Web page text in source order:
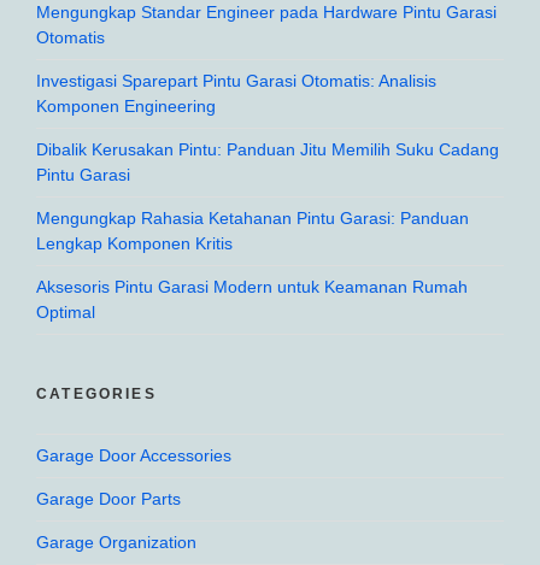
Mengungkap Standar Engineer pada Hardware Pintu Garasi
Otomatis
Investigasi Sparepart Pintu Garasi Otomatis: Analisis
Komponen Engineering
Dibalik Kerusakan Pintu: Panduan Jitu Memilih Suku Cadang
Pintu Garasi
Mengungkap Rahasia Ketahanan Pintu Garasi: Panduan
Lengkap Komponen Kritis
Aksesoris Pintu Garasi Modern untuk Keamanan Rumah
Optimal
CATEGORIES
Garage Door Accessories
Garage Door Parts
Garage Organization